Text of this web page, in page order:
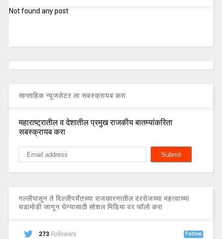
Not found any post
साप्ताहिक न्यूजलेटर ला सबस्क्रायब करा
महाराष्ट्रातील व देशातील प्रमुख राजकीय बातम्यांकरिता
सबस्क्रायब करा
गल्लीपासून ते दिल्लीपर्यंतच्या राजकारणातील दररोजच्या महत्वाच्या
घडामोडी जाणून घेण्यासाठी सोशल मिडिया वर फॉलो करा
273 Followers Follow